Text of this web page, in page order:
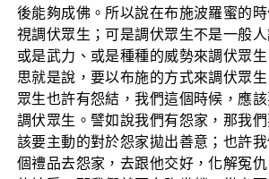
後能夠成佛。所以說在布施波羅蜜的
視調伏眾生；可是調伏眾生不是一般
或是武力、或是種種的威勢來調伏眾
思就是說，要以布施的方式來調伏眾
眾生也許有怨結，我們這個時候，應
調伏眾生。譬如說我們有怨家，那我
該要主動的對於怨家拋出善意；也許
個禮品去怨家，去跟他交好，化解冤